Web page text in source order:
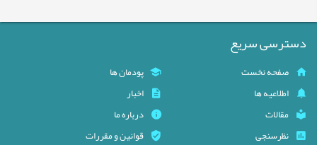
دسترسی سریع
صفحه نخست
پودمان ها
اطلاعیه ها
اخبار
مقالات
درباره ما
نظرسنجی
قوانین و مقررات